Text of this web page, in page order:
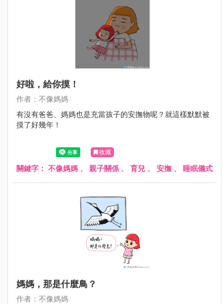
好啦，給你摸！
作者：不像媽媽
有沒有爸爸、媽媽也是充當孩子的安撫物呢？就這樣默默被
摸了好幾年！
收藏
關鍵字： 不像媽媽 、 親子關係 、 育兒 、 安撫 、 睡眠儀式
媽媽，那是什麼鳥？
作者：不像媽媽